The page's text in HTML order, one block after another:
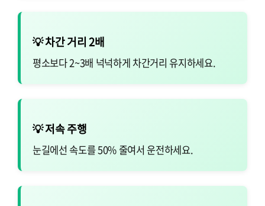
💡 차간 거리 2배
평소보다 2~3배 넉넉하게 차간거리 유지하세요.
💡 저속 주행
눈길에선 속도를 50% 줄여서 운전하세요.